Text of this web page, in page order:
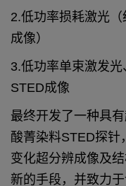
2.低功率损耗激光
成像）
3.低功率单束激发
STED成像
最终开发了一种具
酸菁染料STED探针
变化超分辨成像及
新的手段，并致力